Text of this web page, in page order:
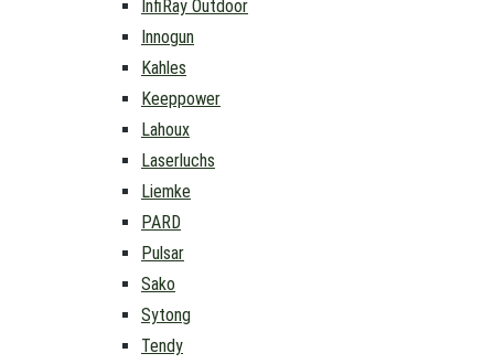
InfiRay Outdoor
Innogun
Kahles
Keeppower
Lahoux
Laserluchs
Liemke
PARD
Pulsar
Sako
Sytong
Tendy